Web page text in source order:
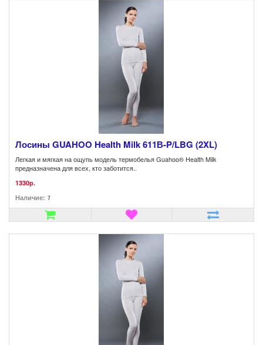
Лосины GUAHOO Health Milk 611В-P/LBG (2XL)
Легкая и мягкая на ощупь модель термобелья Guahoo® Health Milk
предназначена для всех, кто заботится..
1330р.
Наличие: 1